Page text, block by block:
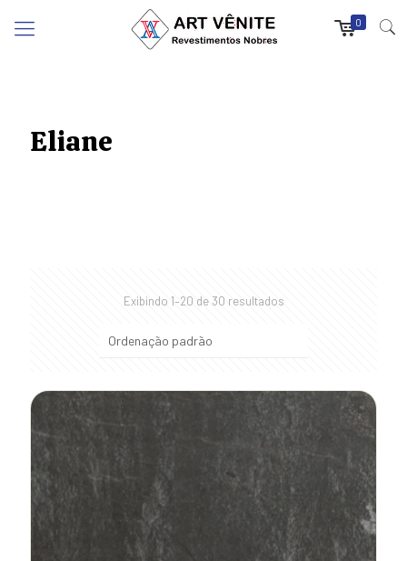
0
Eliane
Exibindo 1–20 de 30 resultados